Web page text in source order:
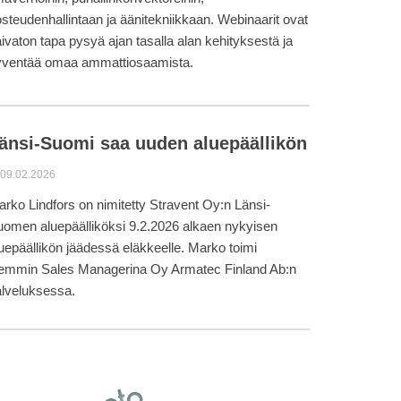
ja äänitekniikkaan. Webinaarit ovat
tapa pysyä ajan tasalla alan kehityksestä ja
omaa ammattiosaamista.
Suomi saa uuden aluepäällikön
09.02.2026
Lindfors on nimitetty Stravent Oy:n Länsi-
aluepäälliköksi 9.2.2026 alkaen nykyisen
jäädessä eläkkeelle. Marko toimi
Sales Managerina Oy Armatec Finland Ab:n